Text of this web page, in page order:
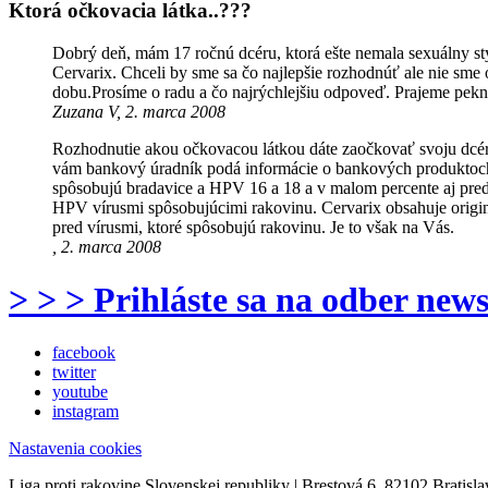
Ktorá očkovacia látka..???
Dobrý deň, mám 17 ročnú dcéru, ktorá ešte nemala
Cervarix. Chceli by sme sa čo najlepšie rozhodnúť ale nie
dobu.Prosíme o radu a čo najrýchlejšiu odpoveď. Prajeme
Zuzana V, 2. marca 2008
Rozhodnutie akou očkovacou látkou dáte zaočkovať svoju
vám bankový úradník podá informácie o bankových
spôsobujú bradavice a HPV 16 a 18 a v malom percente aj
HPV vírusmi spôsobujúcimi rakovinu. Cervarix obsahuje
pred vírusmi, ktoré spôsobujú rakovinu. Je to však na Vás.
, 2. marca 2008
> > > Prihláste sa na odber
facebook
twitter
youtube
instagram
Nastavenia cookies